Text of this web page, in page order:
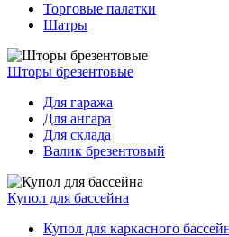
Торговые палатки
Шатры
Шторы брезентовые
Для гаража
Для ангара
Для склада
Валик брезентовый
Купол для бассейна
Купол для каркасного